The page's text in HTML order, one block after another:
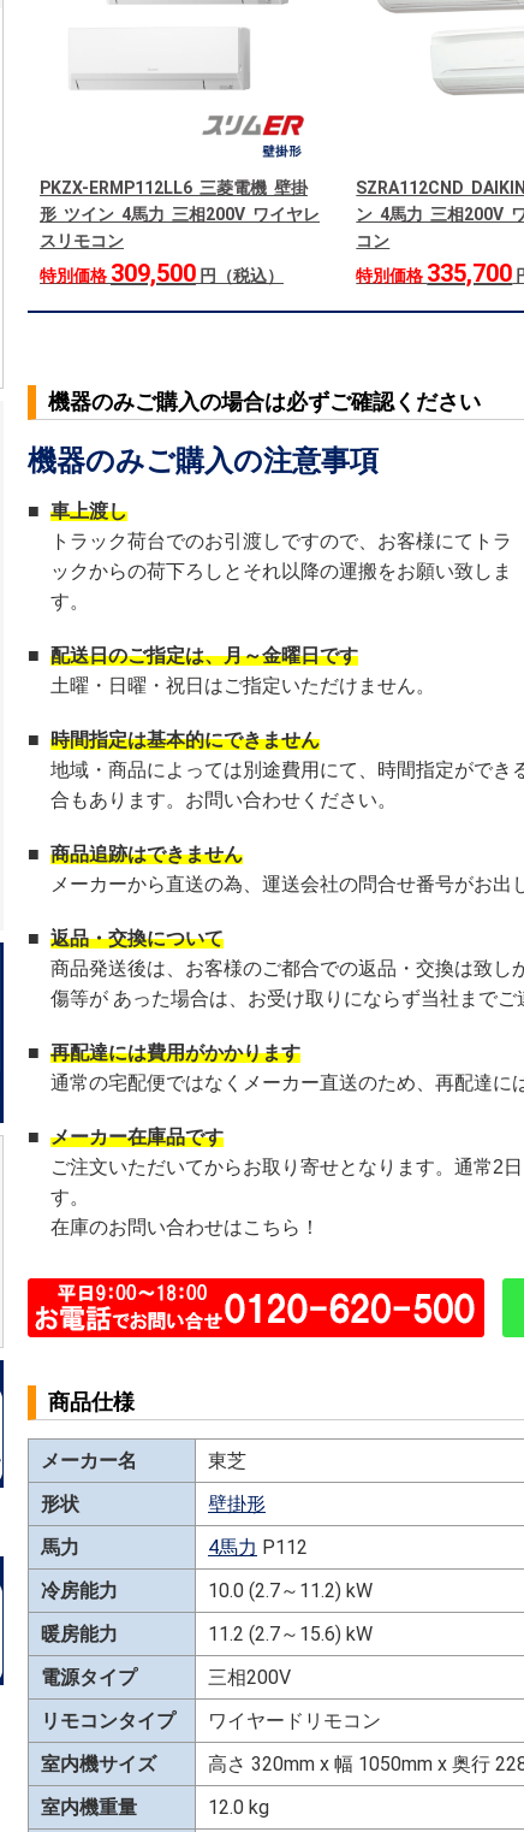
PKZX-ERMP112LL6 三菱電機 壁掛
形 ツイン 4馬力 三相200V ワイヤレ
スリモコン
特別価格 309,500 円（税込）
SZRA112CND
ン 4馬力 三相200V
コン
特別価格 335,700
機器のみご購入の場合は必ずご確認ください
機器のみご購入の注意事項
■ 車上渡し
トラック荷台でのお引渡しですので、お客様にてトラ
ックからの荷下ろしとそれ以降の運搬をお願い致しま
す。
■ 配送日のご指定は、月～金曜日です
土曜・日曜・祝日はご指定いただけません。
■ 時間指定は基本的にできません
地域・商品によっては別途費用にて、時間指定ができ
合もあります。お問い合わせください。
■ 商品追跡はできません
メーカーから直送の為、運送会社の問合せ番号がお出
■ 返品・交換について
商品発送後は、お客様のご都合での返品・交換は致
傷等が あった場合は、お受け取りにならず当社までご
■ 再配達には費用がかかります
通常の宅配便ではなくメーカー直送のため、再配達に
■ メーカー在庫品です
ご注文いただいてからお取り寄せとなります。通常2
す。
在庫のお問い合わせはこちら！
商品仕様
メーカー名
東芝
形状
壁掛形
馬力
4馬力 P112
冷房能力
10.0 (2.7～11.2) kW
暖房能力
11.2 (2.7～15.6) kW
電源タイプ
三相200V
リモコンタイプ
ワイヤードリモコン
室内機サイズ
高さ 320mm x 幅 1050mm x 奥行
室内機重量
12.0 kg